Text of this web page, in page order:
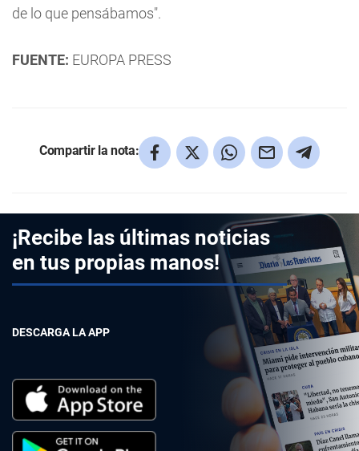
de lo que pensábamos".
FUENTE: EUROPA PRESS
Compartir la nota:
¡Recibe las últimas noticias
en tus propias manos!
DESCARGA LA APP